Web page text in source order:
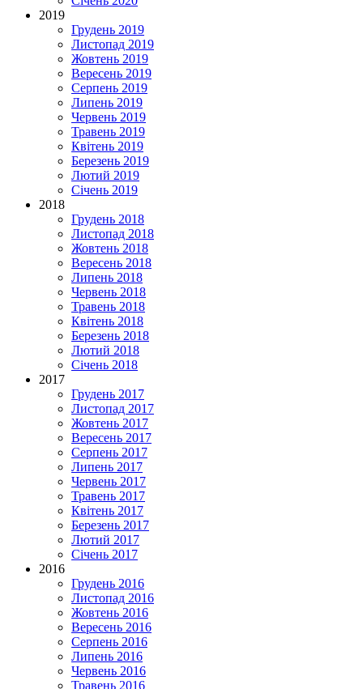
2019
Грудень 2019
Листопад 2019
Жовтень 2019
Вересень 2019
Серпень 2019
Липень 2019
Червень 2019
Травень 2019
Квітень 2019
Березень 2019
Лютий 2019
Січень 2019
2018
Грудень 2018
Листопад 2018
Жовтень 2018
Вересень 2018
Липень 2018
Червень 2018
Травень 2018
Квітень 2018
Березень 2018
Лютий 2018
Січень 2018
2017
Грудень 2017
Листопад 2017
Жовтень 2017
Вересень 2017
Серпень 2017
Липень 2017
Червень 2017
Травень 2017
Квітень 2017
Березень 2017
Лютий 2017
Січень 2017
2016
Грудень 2016
Листопад 2016
Жовтень 2016
Вересень 2016
Серпень 2016
Липень 2016
Червень 2016
Травень 2016